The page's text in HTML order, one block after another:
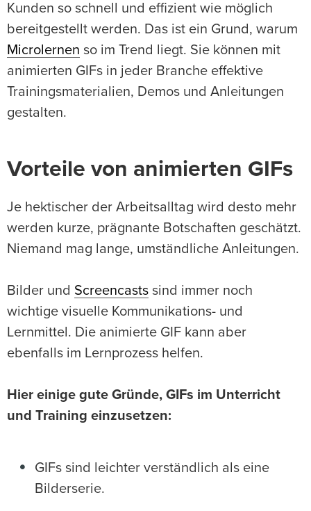
Kunden so schnell und effizient wie möglich
bereitgestellt werden. Das ist ein Grund, warum
Microlernen so im Trend liegt. Sie können mit
animierten GIFs in jeder Branche effektive
Trainingsmaterialien, Demos und Anleitungen
gestalten.
Vorteile von animierten GIFs
Je hektischer der Arbeitsalltag wird desto mehr
werden kurze, prägnante Botschaften geschätzt.
Niemand mag lange, umständliche Anleitungen.
Bilder und Screencasts sind immer noch
wichtige visuelle Kommunikations- und
Lernmittel. Die animierte GIF kann aber
ebenfalls im Lernprozess helfen.
Hier einige gute Gründe, GIFs im Unterricht
und Training einzusetzen:
GIFs sind leichter verständlich als eine
Bilderserie.